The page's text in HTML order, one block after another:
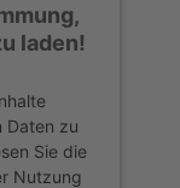
laden!
Daten zu
Sie die
Nutzung